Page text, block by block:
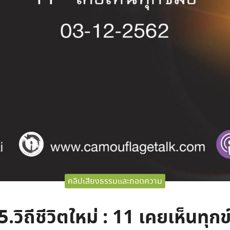
คลิปเสียงธรรมและถอดความ
วิถีชีวิตใหม่ : 11 เคยเห็นทุก